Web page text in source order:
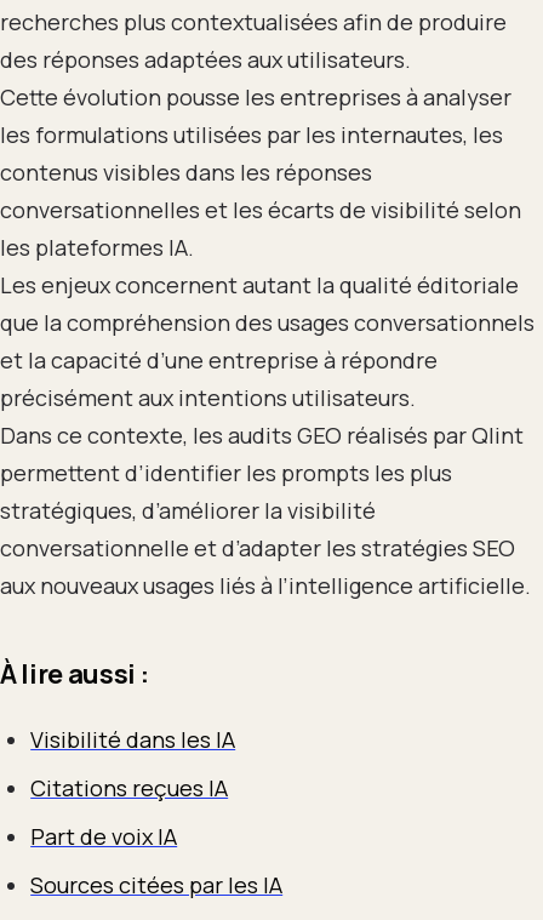
recherches plus contextualisées afin de produire
des réponses adaptées aux utilisateurs.
Cette évolution pousse les entreprises à analyser
les formulations utilisées par les internautes, les
contenus visibles dans les réponses
conversationnelles et les écarts de visibilité selon
les plateformes IA.
Les enjeux concernent autant la qualité éditoriale
que la compréhension des usages conversationnels
et la capacité d’une entreprise à répondre
précisément aux intentions utilisateurs.
Dans ce contexte, les audits GEO réalisés par Qlint
permettent d’identifier les prompts les plus
stratégiques, d’améliorer la visibilité
conversationnelle et d’adapter les stratégies SEO
aux nouveaux usages liés à l’intelligence artificielle.
À lire aussi :
Visibilité dans les IA
Citations reçues IA
Part de voix IA
Sources citées par les IA